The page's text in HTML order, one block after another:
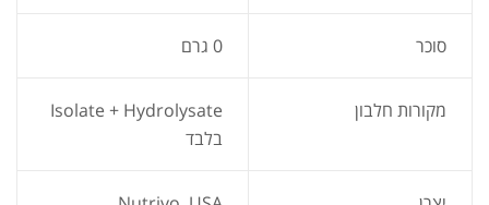
סוכר 0 גרם
מקורות חלבון
Isolate + Hydrolysate
בלבד